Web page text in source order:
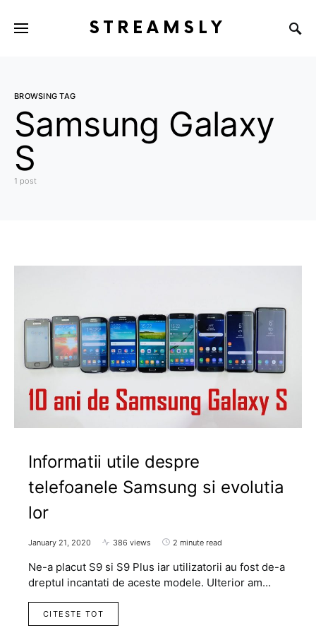
STREAMSLY
BROWSING TAG
Samsung Galaxy
S
1 post
Informatii utile despre
telefoanele Samsung si evolutia
lor
January 21, 2020 386 views 2 minute read
Ne-a placut S9 si S9 Plus iar utilizatorii au fost de-a
dreptul incantati de aceste modele. Ulterior am…
CITESTE TOT